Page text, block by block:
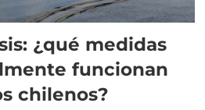
¿qué medidas
funcionan
chilenos?